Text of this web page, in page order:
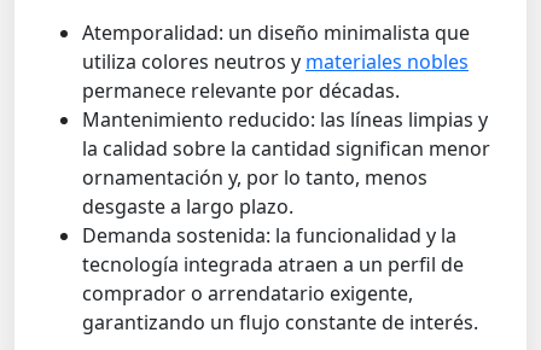
Atemporalidad: un diseño minimalista que
utiliza colores neutros y materiales nobles
permanece relevante por décadas.
Mantenimiento reducido: las líneas limpias y
la calidad sobre la cantidad significan menor
ornamentación y, por lo tanto, menos
desgaste a largo plazo.
Demanda sostenida: la funcionalidad y la
tecnología integrada atraen a un perfil de
comprador o arrendatario exigente,
garantizando un flujo constante de interés.